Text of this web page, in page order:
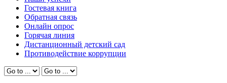
Гостевая книга
Обратная связь
Онлайн опрос
Горячая линия
Дистанционный детский сад
Противодействие коррупции